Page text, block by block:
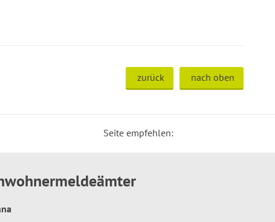
zurück nach oben
Seite empfehlen: